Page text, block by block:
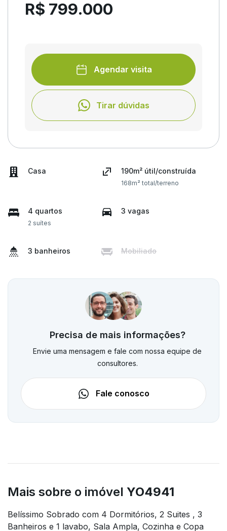
R$ 799.000
Agendar visita
Tirar dúvidas
Casa 190m² útil/construída
168m² total/terreno
4 quartos
2 suítes
3 vagas
3 banheiros Mobiliado
Precisa de mais informações?
Envie uma mensagem e fale com nossa equipe de
consultores.
Fale conosco
Mais sobre o imóvel YO4941
Belíssimo Sobrado com 4 Dormitórios, 2 Suites , 3
Banheiros e 1 lavabo, Sala Ampla, Cozinha e Copa